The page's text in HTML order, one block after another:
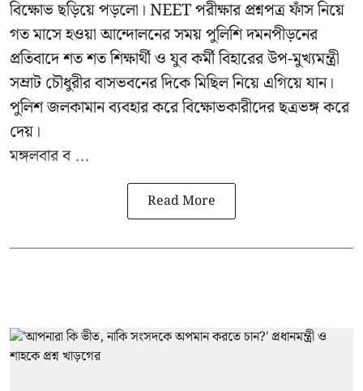
বিক্ষোভ ছড়িয়ে পড়লো। NEET পরীক্ষার প্রশ্নপত্র ফাঁস নিয়ে
গত মাসে হওয়া আন্দোলনের সময় পুলিশি দমনপীড়নের
প্রতিবাদে শত শত শিক্ষার্থী ও যুব কর্মী বিহারের উপ-মুখ্যমন্ত্রী
সম্রাট চৌধুরীর বাসভবনের দিকে মিছিল নিয়ে এগিয়ে যান।
পুলিশ জলকামান ব্যবহার করে বিক্ষোভকারীদের ছত্রভঙ্গ করে
দেয়।
মঙ্গলবার ব ...
Read More